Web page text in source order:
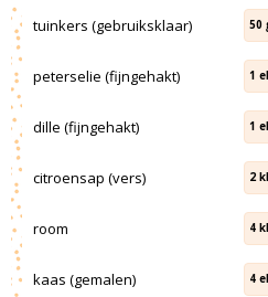
tuinkers (gebruiksklaar) 50
peterselie (fijngehakt) 1 el
dille (fijngehakt) 1 el
citroensap (vers) 2 kl
room 4 kl
kaas (gemalen) 4 el